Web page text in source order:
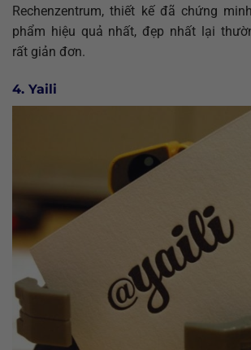
Rechenzentrum, thiết kế đã chứng
phẩm hiệu quả nhất, đẹp nhất lại
rất giản đơn.
4. Yaili